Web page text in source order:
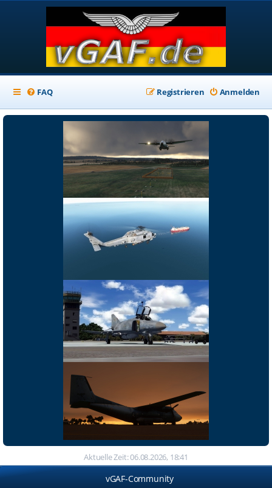
FAQ Anmelden
Registrieren
Aktuelle Zeit: 06.08.2026, 18:41
vGAF-Community